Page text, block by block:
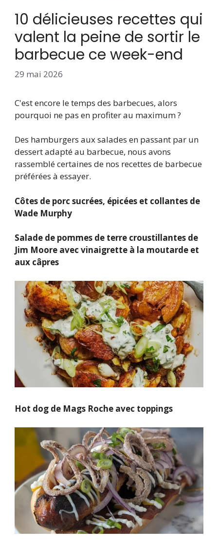
10 délicieuses recettes qui
valent la peine de sortir le
barbecue ce week-end
29 mai 2026
C'est encore le temps des barbecues, alors
pourquoi ne pas en profiter au maximum ?
Des hamburgers aux salades en passant par un
dessert adapté au barbecue, nous avons
rassemblé certaines de nos recettes de barbecue
préférées à essayer.
Côtes de porc sucrées, épicées et collantes de
Wade Murphy
Salade de pommes de terre croustillantes de
Jim Moore avec vinaigrette à la moutarde et
aux câpres
Hot dog de Mags Roche avec toppings